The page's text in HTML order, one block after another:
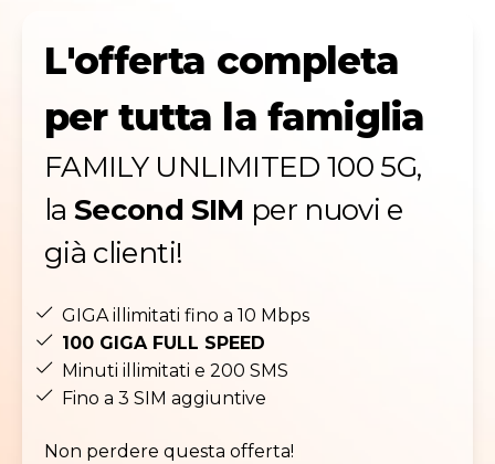
L'offerta completa
per tutta la famiglia
FAMILY UNLIMITED 100 5G,
la Second SIM per nuovi e
già clienti!
GIGA illimitati fino a 10 Mbps
100 GIGA FULL SPEED
Minuti illimitati e 200 SMS
Fino a 3 SIM aggiuntive
Non perdere questa offerta!